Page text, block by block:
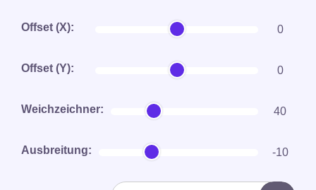
Offset (X): 0
Offset (Y): 0
Weichzeichner: 40
Ausbreitung: -10